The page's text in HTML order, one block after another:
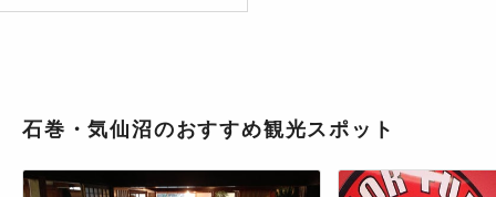
石巻・気仙沼のおすすめ観光スポット